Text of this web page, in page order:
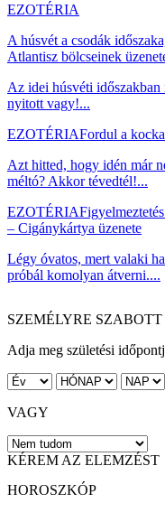
EZOTÉRIA
A húsvét a csodák
Atlantisz bölcseinek
Az idei húsvéti időszakban
nyitott vagy!...
EZOTÉRIAFordul a
Azt hitted, hogy idén már
méltó? Akkor tévedtél!...
EZOTÉRIA
– Cigánykártya üzenete
Légy óvatos, mert valaki
próbál komolyan átverni....
SZEMÉLYRE
Adja meg születési
VAGY
KÉREM AZ ELEMZÉST
HOROSZKÓP